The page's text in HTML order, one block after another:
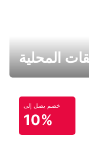
المحلية
خصم يصل إلى
10%